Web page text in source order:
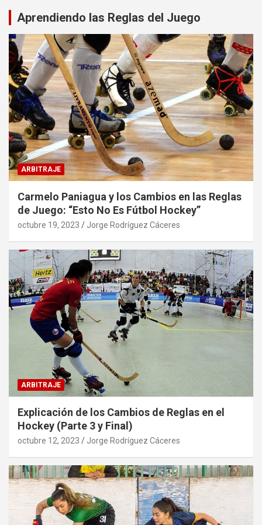
Aprendiendo las Reglas del Juego
ARBITRAJE
Carmelo Paniagua y los Cambios en las Reglas
de Juego: “Esto No Es Fútbol Hockey”
octubre 19, 2023 Jorge Rodríguez Cáceres
ARBITRAJE
Explicación de los Cambios de Reglas en el
Hockey (Parte 3 y Final)
octubre 12, 2023 Jorge Rodríguez Cáceres